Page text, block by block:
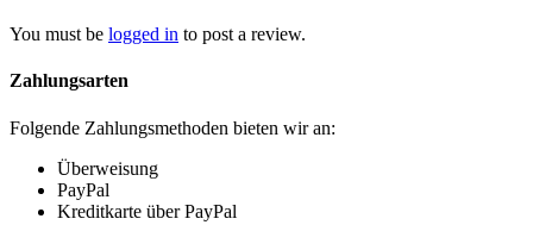
You must be logged in to post a review.
Zahlungsarten
Folgende Zahlungsmethoden bieten wir an:
Überweisung
PayPal
Kreditkarte über PayPal